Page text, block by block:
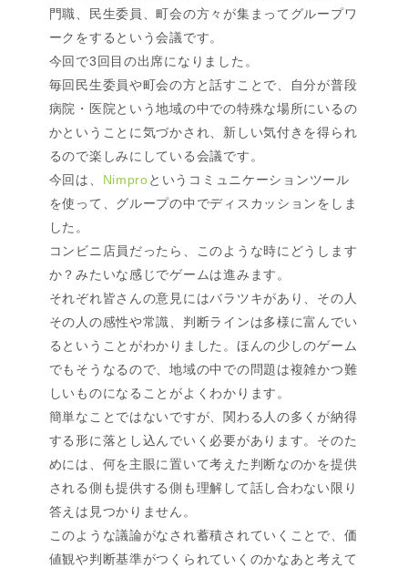
門職、民生委員、町会の方々が集まってグループワ
ークをするという会議です。
今回で3回目の出席になりました。
毎回民生委員や町会の方と話すことで、自分が普段
病院・医院という地域の中での特殊な場所にいるの
かということに気づかされ、新しい気付きを得られ
るので楽しみにしている会議です。
今回は、 Nimproというコミュニケーションツール
を使って、グループの中でディスカッションをしま
した。
コンビニ店員だったら、このような時にどうします
か？みたいな感じでゲームは進みます。
それぞれ皆さんの意見にはバラツキがあり、その人
その人の感性や常識、判断ラインは多様に富んでい
るということがわかりました。ほんの少しのゲーム
でもそうなるので、地域の中での問題は複雑かつ難
しいものになることがよくわかります。
簡単なことではないですが、関わる人の多くが納得
する形に落とし込んでいく必要があります。そのた
めには、何を主眼に置いて考えた判断なのかを提供
される側も提供する側も理解して話し合わない限り
答えは見つかりません。
このような議論がなされ蓄積されていくことで、価
値観や判断基準がつくられていくのかなあと考えて